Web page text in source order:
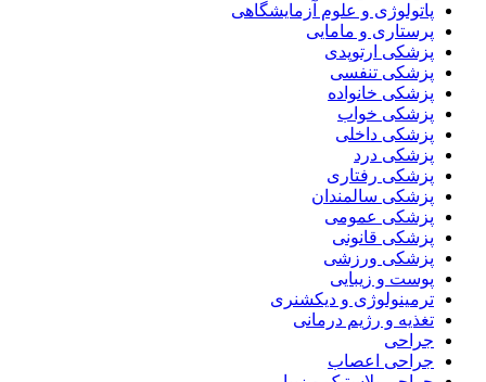
پاتولوژی و علوم آزمایشگاهی
پرستاری و مامایی
پزشکی ارتوپدی
پزشکی تنفسی
پزشکی خانواده
پزشکی خواب
پزشکی داخلی
پزشکی درد
پزشکی رفتاری
پزشکی سالمندان
پزشکی عمومی
پزشکی قانونی
پزشکی ورزشی
پوست و زیبایی
ترمینولوژی و دیکشنری
تغذیه و رژیم درمانی
جراحی
جراحی اعصاب